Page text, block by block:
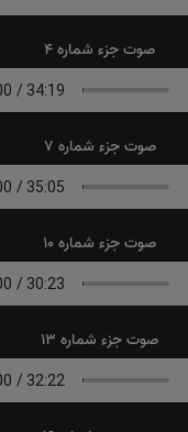
صوت جزء شماره 4
صوت جزء شماره 7
صوت جزء شماره 10
صوت جزء شماره 13